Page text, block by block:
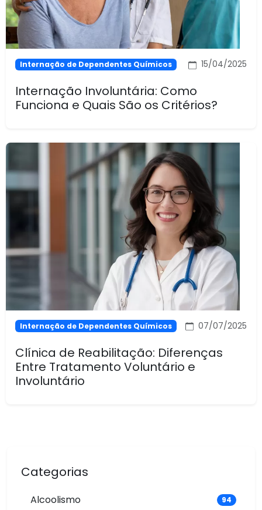
Internação de Dependentes Químicos 15/04/2025
Internação Involuntária: Como
Funciona e Quais São os Critérios?
Internação de Dependentes Químicos 07/07/2025
Clínica de Reabilitação: Diferenças
Entre Tratamento Voluntário e
Involuntário
Categorias
Alcoolismo 94